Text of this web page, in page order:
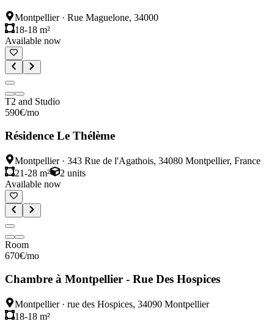
Montpellier· Rue Maguelone, 34000
18-18 m²
Available now
T2 and Studio
590€/mo
Résidence Le Thélème
Montpellier· 343 Rue de l'Agathois, 34080 Montpellier, France
21-28 m²
2 units
Available now
Room
670€/mo
Chambre à Montpellier - Rue Des Hospices
Montpellier· rue des Hospices, 34090 Montpellier
18-18 m²